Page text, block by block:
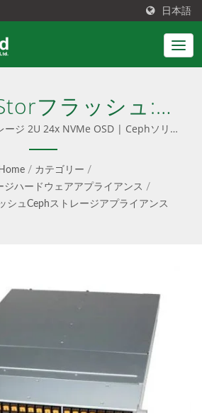
日本語
フラッシュ:
624 SBB
ジ 2U 24x NVMe OSD | Cephソリュ
ンストール、事前設定されたソフトウェ
リーなUIと統合されています。また、
、プロフェッショナルサービス、シー
を提供し、ソフトウェアのみのオプショ
プライアンスの両方を提供します。
Home / カテゴリー /
ジハードウェアアプライアンス /
シュCephストレージアプライアンス